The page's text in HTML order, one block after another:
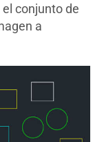
conjunto de
a